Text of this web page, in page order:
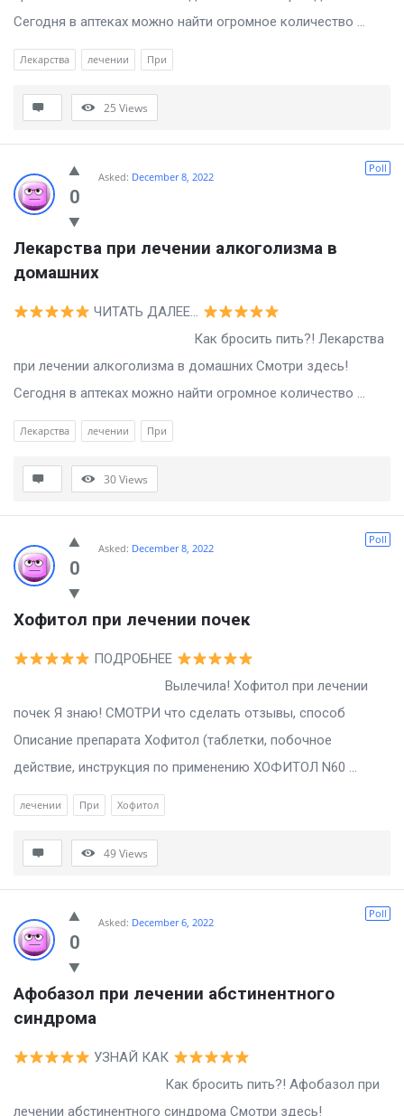
Сегодня в аптеках можно найти огромное количество ...
Лекарства лечении При
25 Views
0
Poll
Asked: December 8, 2022
Лекарства при лечении алкоголизма в
домашних
ЧИТАТЬ ДАЛЕЕ…
Как бросить пить?! Лекарства
при лечении алкоголизма в домашних Смотри здесь!
Сегодня в аптеках можно найти огромное количество ...
Лекарства лечении При
30Views
0
Poll
Asked: December 8, 2022
Хофитол при лечении почек
ПОДРОБНЕЕ
Вылечила! Хофитол при лечении
почек Я знаю! СМОТРИ что сделать отзывы, способ
Описание препарата Хофитол (таблетки, побочное
действие, инструкция по применению ХОФИТОЛ N60 ...
лечении При Хофитол
49Views
0
Poll
Asked: December 6, 2022
Афобазол при лечении абстинентного
синдрома
УЗНАЙ КАК
Как бросить пить?! Афобазол при
лечении абстинентного синдрома Смотри здесь!